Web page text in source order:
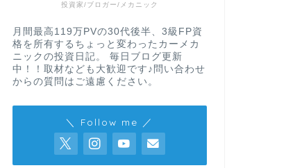
投資家/ブロガー/メカニック
月間最高119万PVの30代後半、3級FP資
格を所有するちょっと変わったカーメカ
ニックの投資日記。 毎日ブログ更新
中！！取材なども大歓迎です♪問い合わせ
からの質問はご遠慮ください。
＼ Follow me ／